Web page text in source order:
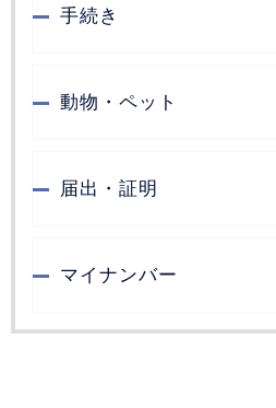
手続き
動物・ペット
届出・証明
マイナンバー